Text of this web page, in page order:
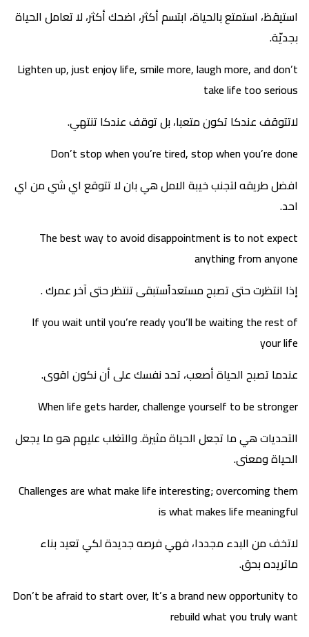
استيقظ، استمتع بالحياة، ابتسم أكثر، اضحك أكثر، لا تعامل الحياة
بجديّة.
Lighten up, just enjoy life, smile more, laugh more, and don’t
take life too serious
لاتتوقف عندكا تكون متعبا، بل توقف عندكا تنتهي.
Don’t stop when you’re tired, stop when you’re done
افضل طريقه لتجنب خيبة الامل هي بان لا تتوقع اي شي من اي
احد.
The best way to avoid disappointment is to not expect
anything from anyone
إذا انتظرت حتى تصبح مستعداًستبقى تنتظر حتى آخر عمرك .
If you wait until you’re ready you’ll be waiting the rest of
your life
عندما تصبح الحياة أصعب، تحد نفسك على أن نكون اقوى.
When life gets harder, challenge yourself to be stronger
التحديات هي ما تجعل الحياة مثيرة. والتغلب عليهم هو ما يجعل
الحياة ومعنى.
Challenges are what make life interesting; overcoming them
is what makes life meaningful
لاتخف من البدء مجددا، فهي فرصه جديدة لكي تعيد بناء
ماتريده بحق.
Don’t be afraid to start over, It’s a brand new opportunity to
rebuild what you truly want